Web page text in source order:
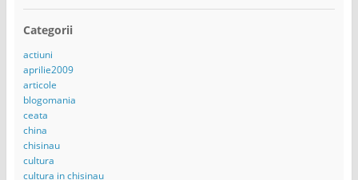
Categorii
actiuni
aprilie2009
articole
blogomania
ceata
china
chisinau
cultura
cultura in chisinau